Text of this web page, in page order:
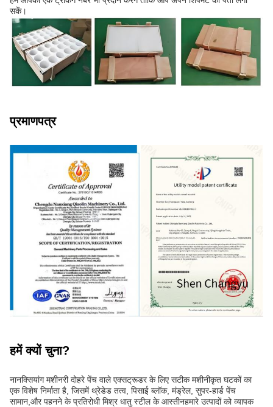
सकें।
प्रमाणपत्र
हमें क्यों चुना?
नानक्सियांग मशीनरी दोहरे पेंच वाले एक्सट्रूडर के लिए सटीक मशीनीकृत घटकों का
एक विशेष निर्माता है, जिसमें थ्रेडेड तत्व, पिसाई ब्लॉक, मंड्रेल, सुपर-हार्ड पेंच
सामान,और पहनने के प्रतिरोधी मिश्र धातु स्टील के आस्तीनहमारे उत्पादों को व्यापक